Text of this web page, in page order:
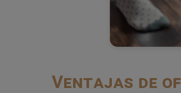
Descubre cómo diferenciar el sexo de
¿Tu
Ventajas de